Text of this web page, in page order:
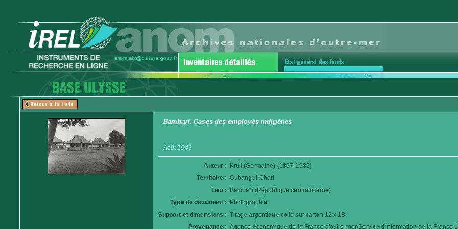
Bambari. Cases des employés indigènes
Août 1943
Auteur : Krull (Germaine) (1897-1985)
Territoire : Oubangui-Chari
Lieu : Bambari (République centrafricaine)
Type de document : Photographie
Support et dimensions : Tirage argentique collé sur carton 12 x 13
Provenance : Agence économique de la France d'outre-mer/Service d'information de la France